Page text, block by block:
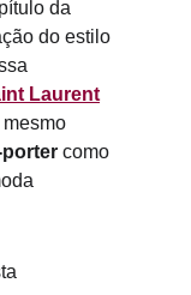
da
do estilo
Laurent
porter como